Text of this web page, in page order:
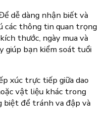
dễ dàng nhận biết và
các thông tin quan trọng
thước, ngày mua và
giúp bạn kiểm soát tuổi
xúc trực tiếp giữa dao
vật liệu khác trong
biệt để tránh va đập và